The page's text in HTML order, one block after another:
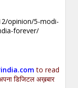
opinion/5-modi-
forever/
to read
डिजिटल अख़बार